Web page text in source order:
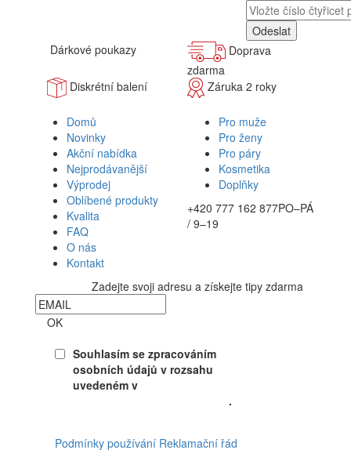
Dárkové poukazy
Doprava
zdarma
Diskrétní balení
Záruka 2 roky
Domů
Novinky
Akční nabídka
Nejprodávanější
Výprodej
Oblíbené produkty
Kvalita
FAQ
O nás
Kontakt
Pro muže
Pro ženy
Pro páry
Kosmetika
Doplňky
+420 777 162 877PO–PÁ
/ 9–19
Zadejte svoji adresu a získejte tipy zdarma
OK
Souhlasím se zpracováním
osobních údajů v rozsahu
uvedeném v
.
Podmínky používání Reklamační řád